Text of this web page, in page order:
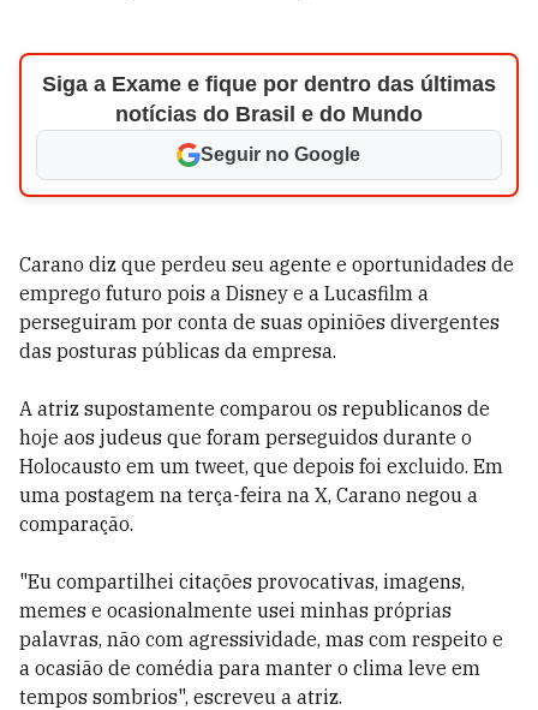
Siga a Exame e fique por dentro das últimas
notícias do Brasil e do Mundo
Seguir no Google
Carano diz que perdeu seu agente e oportunidades de
emprego futuro pois a Disney e a Lucasfilm a
perseguiram por conta de suas opiniões divergentes
das posturas públicas da empresa.
A atriz supostamente comparou os republicanos de
hoje aos judeus que foram perseguidos durante o
Holocausto em um tweet, que depois foi excluido. Em
uma postagem na terça-feira na X, Carano negou a
comparação.
"Eu compartilhei citações provocativas, imagens,
memes e ocasionalmente usei minhas próprias
palavras, não com agressividade, mas com respeito e
a ocasião de comédia para manter o clima leve em
tempos sombrios", escreveu a atriz.